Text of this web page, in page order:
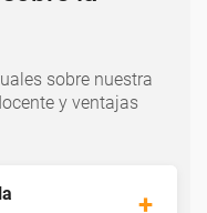
sobre nuestra
y ventajas